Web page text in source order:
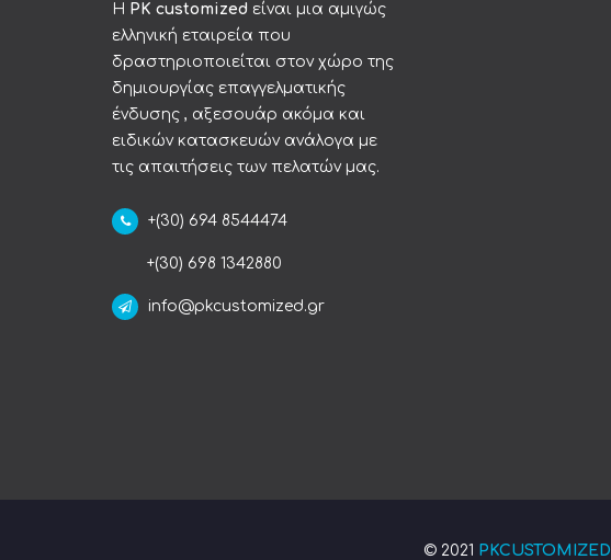
Η PK customized είναι μια αμιγώς
ελληνική εταιρεία που
δραστηριοποιείται στον χώρο της
δημιουργίας επαγγελματικής
ένδυσης , αξεσουάρ ακόμα και
ειδικών κατασκευών ανάλογα με
τις απαιτήσεις των πελατών μας.
+(30) 694 8544474
+(30) 698 1342880
info@pkcustomized.gr
© 2021 PKCUSTOMIZED